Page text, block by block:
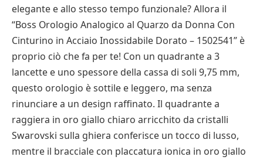
elegante e allo stesso tempo funzionale? Allora il
“Boss Orologio Analogico al Quarzo da Donna Con
Cinturino in Acciaio Inossidabile Dorato – 1502541” è
proprio ciò che fa per te! Con un quadrante a 3
lancette e uno spessore della cassa di soli 9,75 mm,
questo orologio è sottile e leggero, ma senza
rinunciare a un design raffinato. Il quadrante a
raggiera in oro giallo chiaro arricchito da cristalli
Swarovski sulla ghiera conferisce un tocco di lusso,
mentre il bracciale con placcatura ionica in oro giallo